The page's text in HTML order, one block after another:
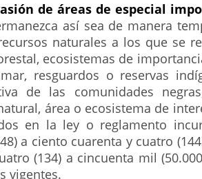
de áreas de especial
así sea de manera
naturales a los que se
ecosistemas de
resguardos o reservas
de las comunidades
área o ecosistema de
en la ley o reglamento
a ciento cuarenta y cuatro
(134) a cincuenta mil
vigentes.